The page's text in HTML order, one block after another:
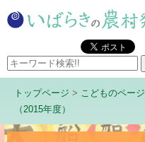
トップページ > こどものページ
（2015年度）